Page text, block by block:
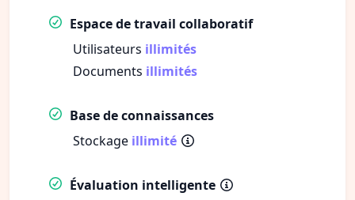
Espace de travail collaboratif
Utilisateurs illimités
Documents illimités
Base de connaissances
Stockage illimité
Évaluation intelligente